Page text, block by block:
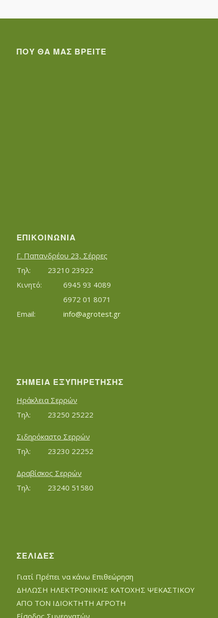
ΠΟΥ ΘΑ ΜΑΣ ΒΡΕΊΤΕ
ΕΠΙΚΟΙΝΩΝΊΑ
Γ. Παπανδρέου 23, Σέρρες
Τηλ:		23210 23922
Κινητό:		6945 93 4089
			6972 01 8071
info@agrotest.gr
ΣΗΜΕΊΑ ΕΞΥΠΗΡΈΤΗΣΗΣ
Ηράκλεια Σερρών
Τηλ:		23250 25222
Σιδηρόκαστο Σερρών
Τηλ:		23230 22252
Δραβίσκος Σερρών
Τηλ:		23240 51580
ΣΕΛΊΔΕΣ
Γιατί Πρέπει να κάνω Επιθεώρηση
ΔΗΛΩΣΗ ΗΛΕΚΤΡΟΝΙΚΗΣ ΚΑΤΟΧΗΣ ΨΕΚΑΣΤΙΚΟΥ
ΑΠΟ ΤΟΝ ΙΔΙΟΚΤΗΤΗ ΑΓΡΟΤΗ